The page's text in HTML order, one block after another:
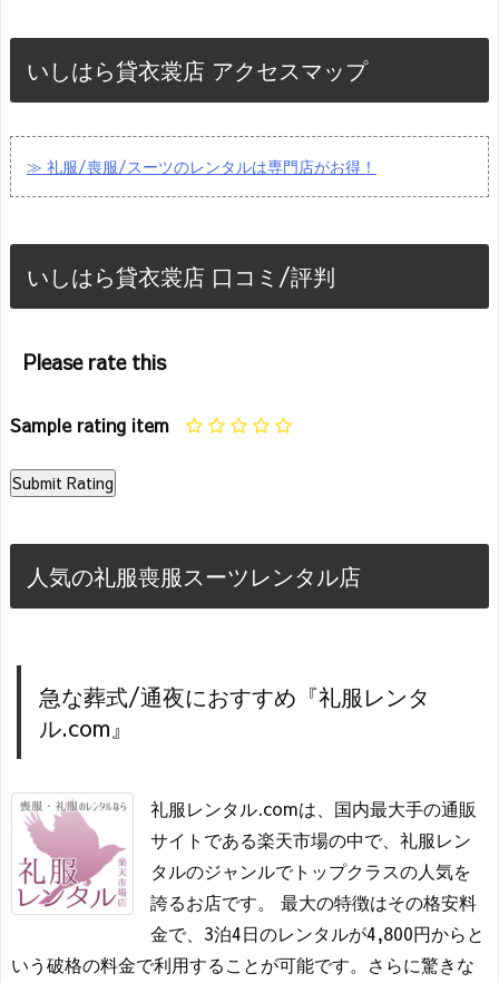
いしはら貸衣裳店 アクセスマップ
≫ 礼服/喪服/スーツのレンタルは専門店がお得！
いしはら貸衣裳店 口コミ/評判
Please rate this
Sample rating item
人気の礼服喪服スーツレンタル店
急な葬式/通夜におすすめ『礼服レンタ
ル.com』
礼服レンタル.comは、国内最大手の通販
サイトである楽天市場の中で、礼服レン
タルのジャンルでトップクラスの人気を
誇るお店です。 最大の特徴はその格安料
金で、3泊4日のレンタルが4,800円からと
いう破格の料金で利用することが可能です。さらに驚きな